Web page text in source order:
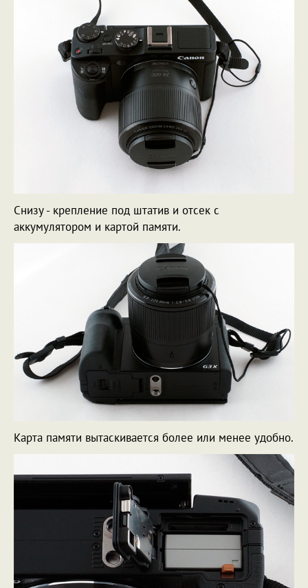
Снизу - крепление под штатив и отсек с
аккумулятором и картой памяти.
Карта памяти вытаскивается более или менее удобно.